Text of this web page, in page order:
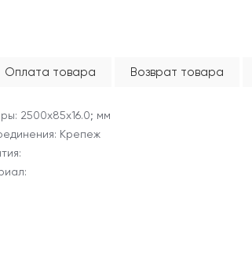
Оплата товара Возврат товара
2500х85х16.0; мм
Крепеж